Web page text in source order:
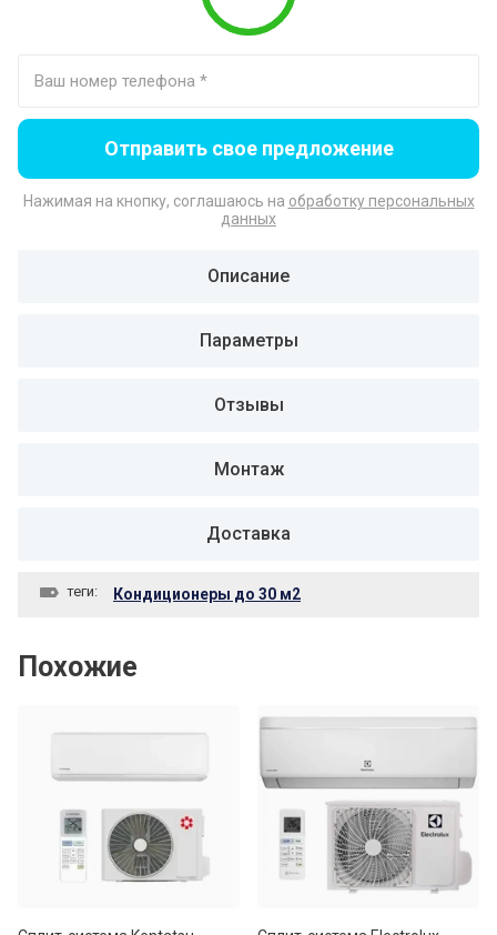
Отправить свое предложение
Нажимая на кнопку, соглашаюсь на обработку персональных
данных
Описание
Параметры
Отзывы
Монтаж
Доставка
теги: Кондиционеры до 30 м2
Похожие